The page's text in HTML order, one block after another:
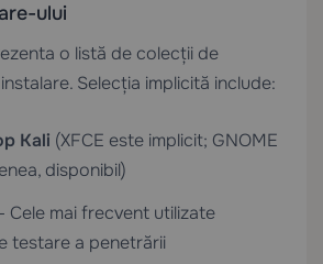
ului
o listă de colecții de
Selecția implicită include:
Kali (XFCE este implicit; GNOME
disponibil)
Cele mai frecvent utilizate
testare a penetrării